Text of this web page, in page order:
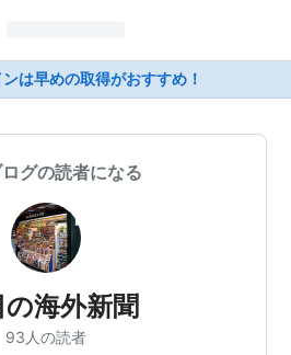
は早めの取得がおすすめ！
グの読者になる
海外新聞
93人の読者